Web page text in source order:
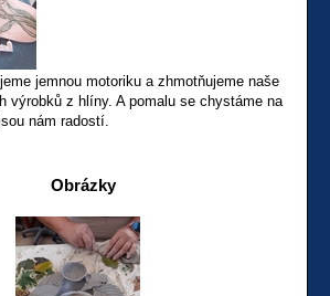
jemnou motoriku a zhmotňujeme naše
výrobků z hlíny. A pomalu se chystáme na
nám radostí.
Obrázky